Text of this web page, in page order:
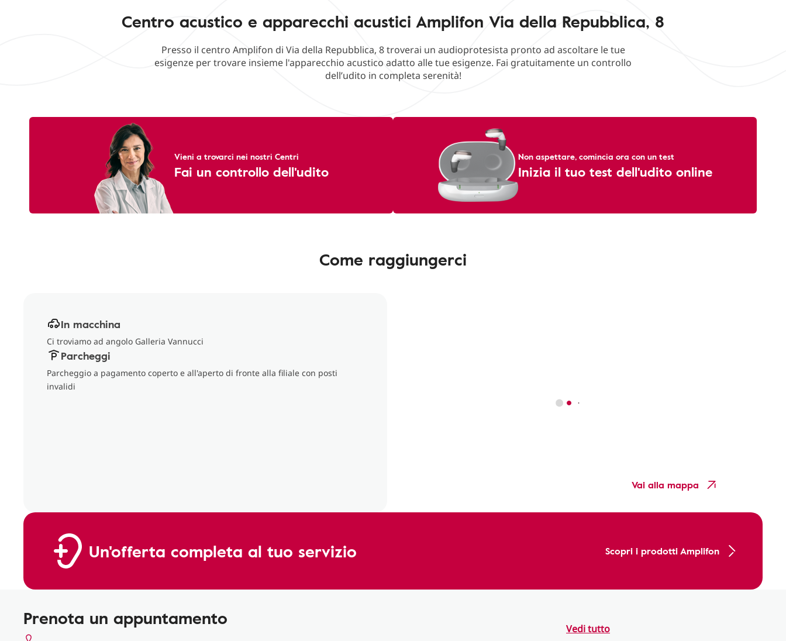
Centro acustico e apparecchi acustici Amplifon Via della Repubblica, 8
Presso il centro Amplifon di Via della Repubblica, 8 troverai un audioprotesista pronto ad ascoltare le tue
esigenze per trovare insieme l'apparecchio acustico adatto alle tue esigenze. Fai gratuitamente un controllo
dell’udito in completa serenità!
Vieni a trovarci nei nostri Centri
Fai un controllo dell'udito
Non aspettare, comincia ora con un test
Inizia il tuo test dell'udito online
Come raggiungerci
In macchina
Ci troviamo ad angolo Galleria Vannucci
Parcheggi
Parcheggio a pagamento coperto e all'aperto di fronte alla filiale con posti
invalidi
Vai alla mappa
Un'offerta completa al tuo servizio Scopri i prodotti Amplifon
Prenota un appuntamento Vedi tutto